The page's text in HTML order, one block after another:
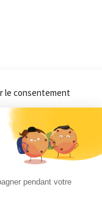
le consentement
notre audience et vous
ceux que vous autorisez